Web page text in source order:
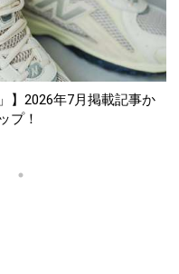
【GoodsPress 2026上半